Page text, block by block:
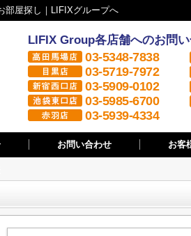
部屋探し｜LIFIXグループへ
LIFIX Group各店舗へのお問
03-5348-7838
03-5719-7972
03-5909-0102
03-5985-6700
03-5939-4334
お問い合わせ お客